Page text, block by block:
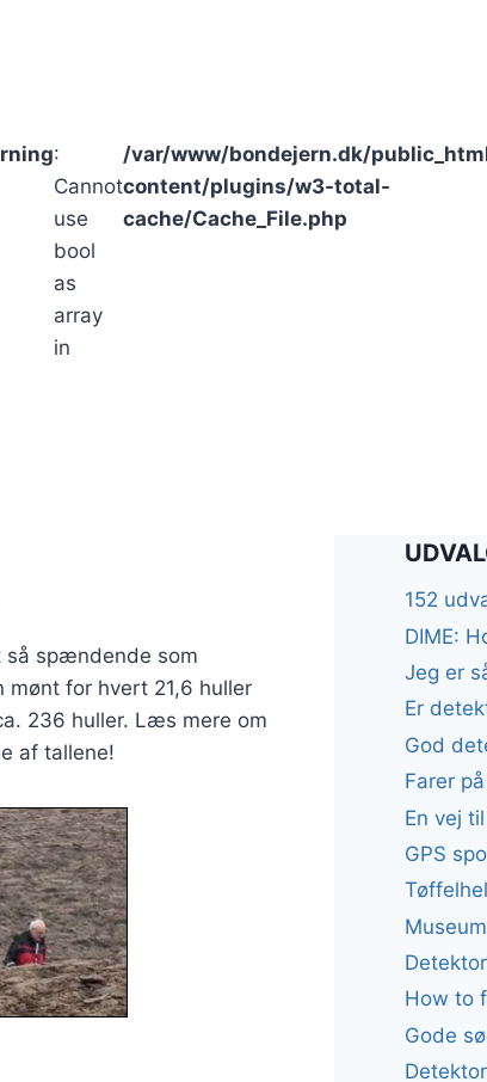
:
Cannot
use
bool
as
array
in
/var/www/bondejern.dk/
content/plugins/w3-total-
cache/Cache_File.php
så spændende som
for hvert 21,6 huller
236 huller. Læs mere om
af tallene!
152
DIME:
Jeg er
Er
God
Farer
En vej
GPS
How to
Gode